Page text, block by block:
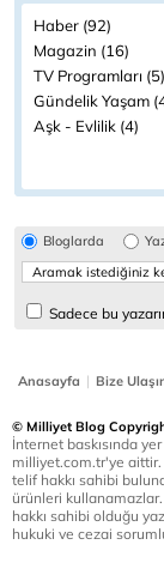
Haber (92)
Magazin (16)
TV Programları (5)
Gündelik Yaşam
Aşk - Evlilik (4)
Bloglarda
Sadece bu
Anasayfa | Bize
© Milliyet Blog
İnternet baskısında
milliyet.com.tr'ye aittir.
telif hakkı sahibi
ürünleri kullanamazlar.
hakkı sahibi olduğu
hukuki ve cezai